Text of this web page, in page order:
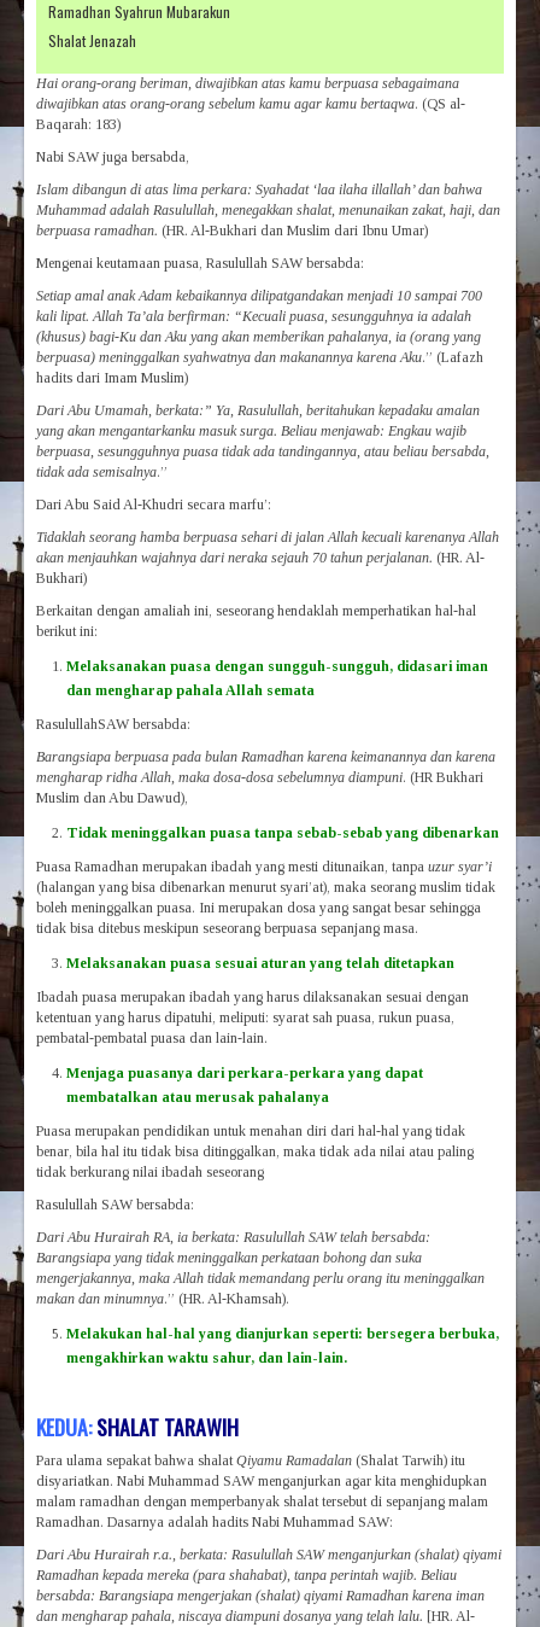
Ramadhan Syahrun Mubarakun
Shalat Jenazah
Hai orang-orang beriman, diwajibkan atas kamu berpuasa sebagaimana
diwajibkan atas orang-orang sebelum kamu agar kamu bertaqwa. (QS al-
Baqarah: 183)
Nabi SAW juga bersabda,
Islam dibangun di atas lima perkara: Syahadat ‘laa ilaha illallah’ dan bahwa
Muhammad adalah Rasulullah, me­ne­­gakkan shalat, menunaikan zakat, haji, dan
berpuasa ramadhan. (HR. Al-Bukhari dan Muslim dari Ibnu Umar)
Mengenai keutamaan puasa, Rasulullah SAW bersabda:
Setiap amal anak Adam kebaikannya dilipatgandakan menjadi 10 sampai 700
kali lipat. Allah Ta’ala berfirman: “Kecuali puasa, sesungguhnya ia ada­lah
(khusus) bagi-Ku dan Aku yang akan memberikan pahalanya, ia (orang yang
berpuasa) meninggalkan syahwatnya dan makanannya karena Aku.” (Lafazh
hadits dari Imam Muslim)
Dari Abu Umamah, berkata:” Ya, Rasulullah, beritahukan kepadaku amalan
yang akan mengantarkanku masuk surga. Beliau menjawab: Eng­kau wajib
berpuasa, sesungguhnya puasa tidak ada tandingannya, atau be­liau bersabda,
tidak ada semisalnya.”
Dari Abu Said Al-Khudri secara marfu’:
Tidaklah seorang hamba berpuasa sehari di jalan Allah kecuali karenanya Allah
akan menjauhkan wajahnya dari neraka sejauh 70 tahun perja­lanan. (HR. Al-
Bukhari)
Berkaitan dengan amaliah ini, seseorang hendaklah memperhatikan hal-hal
berikut ini:
Melaksanakan puasa dengan sungguh-sungguh, didasari iman
dan mengharap pahala Allah semata
RasulullahSAW bersabda:
Barangsiapa berpuasa pada bulan Ramadhan karena keimanannya dan karena
mengharap ridha Allah, maka dosa-dosa sebelumnya diampuni. (HR Bukhari
Muslim dan Abu Dawud),
Tidak meninggalkan puasa tanpa sebab-sebab yang dibenarkan
Puasa Ramadhan merupakan ibadah yang mesti ditunaikan, tanpa uzur syar’i
(halangan yang bisa dibenarkan menurut syari’at), maka seorang muslim tidak
boleh meninggalkan puasa. Ini merupakan dosa yang sangat besar sehingga
tidak bisa ditebus meskipun seseorang berpuasa sepanjang masa.
Melaksanakan puasa sesuai aturan yang telah ditetapkan
Ibadah puasa merupakan ibadah yang harus dilaksanakan sesuai dengan
ketentuan yang harus dipatuhi, meliputi: syarat sah puasa, rukun puasa,
pembatal-pembatal puasa dan lain-lain.
Menjaga puasanya dari perkara-perkara yang dapat
membatalkan atau merusak pahalanya
Puasa merupakan pendidikan untuk menahan diri dari hal-hal yang tidak
benar, bila hal itu tidak bisa ditinggalkan, maka tidak ada nilai atau paling
tidak berkurang nilai ibadah seseorang
Rasulullah SAW bersabda:
Dari Abu Hurairah RA, ia berkata: Rasulullah SAW telah bersabda:
Barangsiapa yang tidak meninggalkan perkataan bohong dan suka
mengerjakannya, maka Allah tidak memandang perlu orang itu meninggalkan
makan dan minumnya.” (HR. Al-Khamsah).
Melakukan hal-hal yang dianjurkan seperti: bersegera berbuka,
mengakhirkan waktu sahur, dan lain-lain.
KEDUA:SHALAT TARAWIH
Para ulama sepakat bahwa shalatQiyamu Ramadalan (Shalat Tarwih) itu
disyariatkan. Nabi Muhammad SAW menganjurkan agar kita menghidupkan
malam ramadhan dengan memperbanyak shalat tersebut di sepanjang malam
Ramadhan. Dasarnya adalah hadits Nabi Muhammad SAW:
Dari Abu Hurairah r.a., berkata: Rasulullah SAW menganjurkan (shalat) qiyami
Ramadhan kepada mereka (para shahabat), tanpa perintah wajib. Beliau
bersabda: Barangsiapa mengerjakan (shalat) qiyami Ramadhan karena iman
dan mengharap pahala, niscaya diampuni dosanya yang telah lalu. [HR. Al-